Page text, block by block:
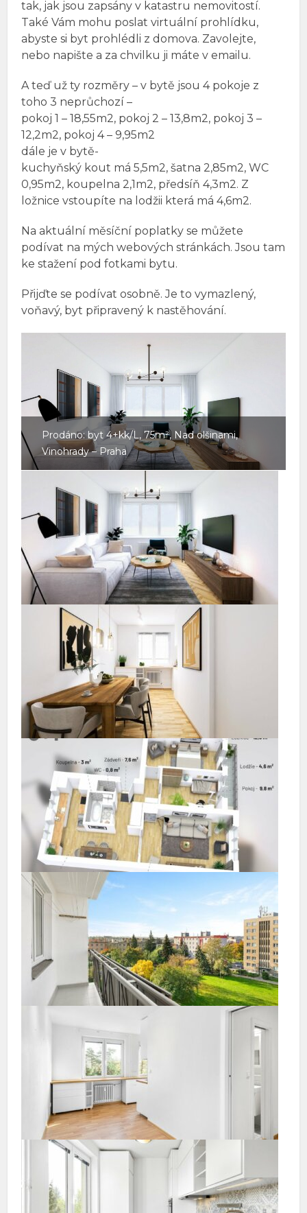
tak, jak jsou zapsány v katastru nemovitostí.
Také Vám mohu poslat virtuální prohlídku,
abyste si byt prohlédli z domova. Zavolejte,
nebo napište a za chvilku ji máte v emailu.
A teď už ty rozměry – v bytě jsou 4 pokoje z
toho 3 neprůchozí –
pokoj 1 – 18,55m2, pokoj 2 – 13,8m2, pokoj 3 –
12,2m2, pokoj 4 – 9,95m2
dále je v bytě-
kuchyňský kout má 5,5m2, šatna 2,85m2, WC
0,95m2, koupelna 2,1m2, předsíň 4,3m2. Z
ložnice vstoupíte na lodžii která má 4,6m2.
Na aktuální měsíční poplatky se můžete
podívat na mých webových stránkách. Jsou tam
ke stažení pod fotkami bytu.
Přijďte se podívat osobně. Je to vymazlený,
voňavý, byt připravený k nastěhování.
Prodáno: byt 4+kk/L, 75m², Nad olšinami,
Vinohrady – Praha